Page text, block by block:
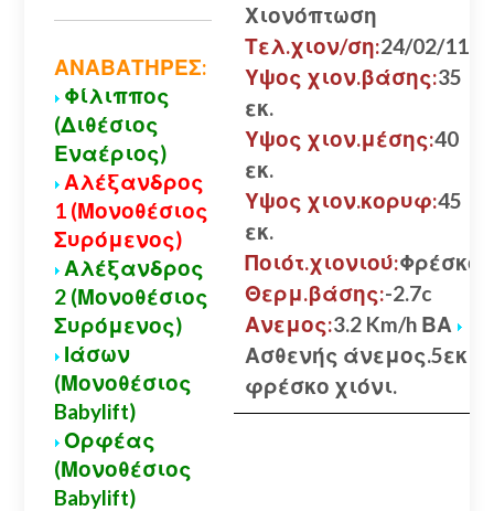
ΑΝΑΒΑΤΗΡΕΣ:
Φίλιππος
(Διθέσιος
Εναέριος)
Αλέξανδρος
1 (Μονοθέσιος
Συρόμενος)
Αλέξανδρος
2 (Μονοθέσιος
Συρόμενος)
Ιάσων
(Μονοθέσιος
Babylift)
Ορφέας
(Μονοθέσιος
Babylift)
Χιονόπτωση
Τελ.χιον/ση:24/02/11
Υψος χιον.βάσης:35
εκ.
Υψος χιον.μέσης:40
εκ.
Υψος χιον.κορυφ:45
εκ.
Ποιότ.χιονιού:Φρέσκο
Θερμ.βάσης:-2.7c
Ανεμος:3.2 Km/h ΒΑ
Ασθενής άνεμος.5εκ
φρέσκο χιόνι.